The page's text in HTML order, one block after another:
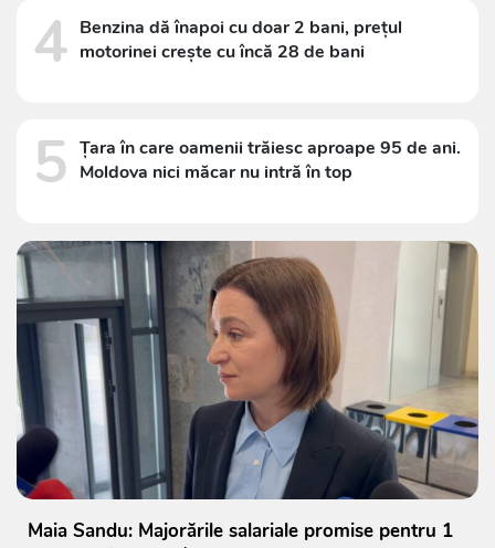
4 Benzina dă înapoi cu doar 2 bani, prețul
motorinei crește cu încă 28 de bani
5 Țara în care oamenii trăiesc aproape 95 de ani.
Moldova nici măcar nu intră în top
Maia Sandu: Majorările salariale promise pentru 1